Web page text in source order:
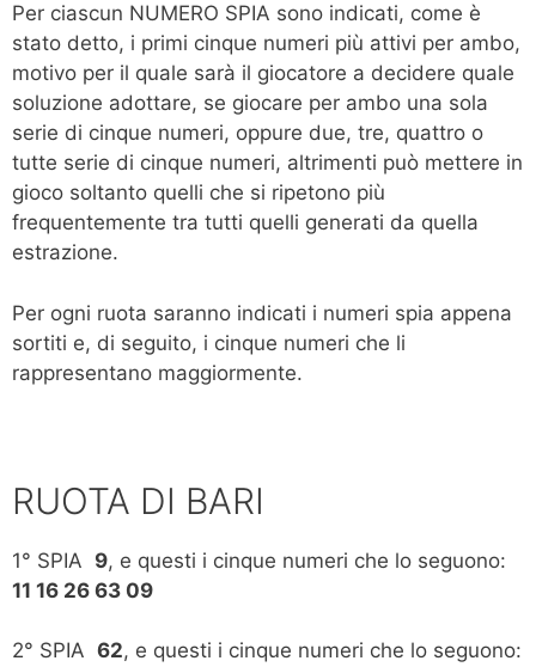
Per ciascun NUMERO SPIA sono indicati, come è
stato detto, i primi cinque numeri più attivi per ambo,
motivo per il quale sarà il giocatore a decidere quale
soluzione adottare, se giocare per ambo una sola
serie di cinque numeri, oppure due, tre, quattro o
tutte serie di cinque numeri, altrimenti può mettere in
gioco soltanto quelli che si ripetono più
frequentemente tra tutti quelli generati da quella
estrazione.
Per ogni ruota saranno indicati i numeri spia appena
sortiti e, di seguito, i cinque numeri che li
rappresentano maggiormente.
RUOTA DI BARI
1° SPIA 9, e questi i cinque numeri che lo seguono:
11 16 26 63 09
2° SPIA 62, e questi i cinque numeri che lo seguono: